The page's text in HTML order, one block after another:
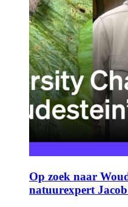
Op zoek naar
natuurexpert